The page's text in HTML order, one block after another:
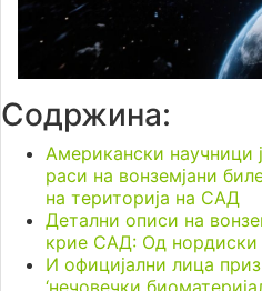
Содржина:
Американски научници
раси на вонземјани
на територија на САД
Детални описи на
крие САД: Од
И официјални лица
‘нечовечки